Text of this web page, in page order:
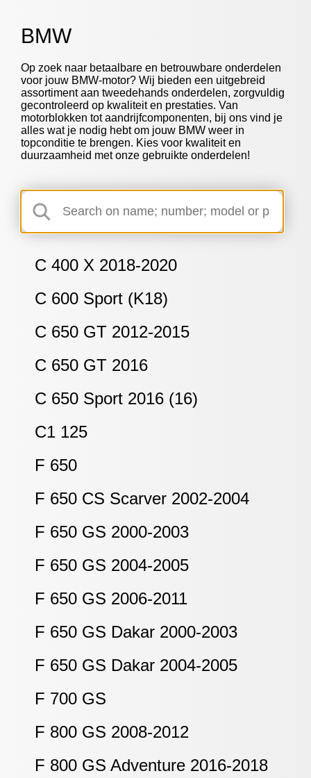
BMW
Op zoek naar betaalbare en betrouwbare onderdelen
voor jouw BMW-motor? Wij bieden een uitgebreid
assortiment aan tweedehands onderdelen, zorgvuldig
gecontroleerd op kwaliteit en prestaties. Van
motorblokken tot aandrijfcomponenten, bij ons vind je
alles wat je nodig hebt om jouw BMW weer in
topconditie te brengen. Kies voor kwaliteit en
duurzaamheid met onze gebruikte onderdelen!
C 400 X 2018-2020
C 600 Sport (K18)
C 650 GT 2012-2015
C 650 GT 2016
C 650 Sport 2016 (16)
C1 125
F 650
F 650 CS Scarver 2002-2004
F 650 GS 2000-2003
F 650 GS 2004-2005
F 650 GS 2006-2011
F 650 GS Dakar 2000-2003
F 650 GS Dakar 2004-2005
F 700 GS
F 800 GS 2008-2012
F 800 GS Adventure 2016-2018